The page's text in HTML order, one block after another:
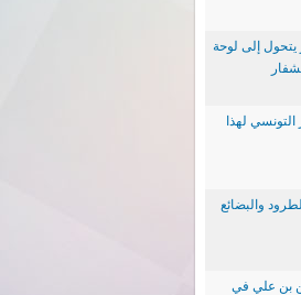
إلى لوحة
التونسي لهذا
والبضائع
بن علي في